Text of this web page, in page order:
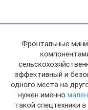
Фронтальные
эффективный и
одного места на
нужен именно
такой спецтехники